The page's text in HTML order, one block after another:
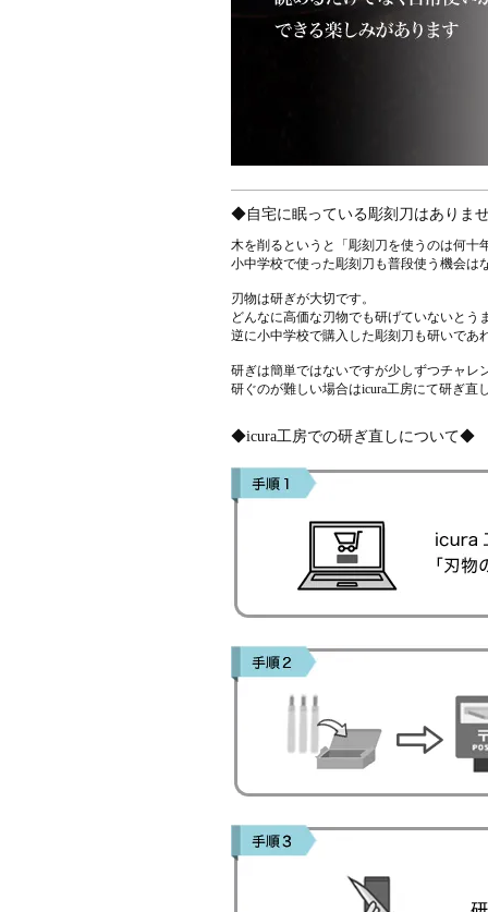
◆自宅に眠っている彫刻刀はありま
木を削るというと「彫刻刀を使うのは何十
小中学校で使った彫刻刀も普段使う機会は
刃物は研ぎが大切です。
どんなに高価な刃物でも研げていないとう
逆に小中学校で購入した彫刻刀も研いであ
研ぎは簡単ではないですが少しずつチャレ
研ぐのが難しい場合はicura工房にて研ぎ直
◆icura工房での研ぎ直しについて◆